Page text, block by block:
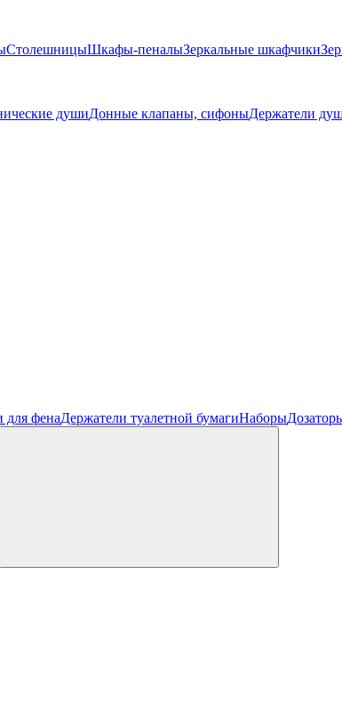
СтолешницыШкафы-пеналыЗеркальные шкафчики
душиДонные клапаны, сифоныДержатели
для фенаДержатели туалетной бумагиНаборы